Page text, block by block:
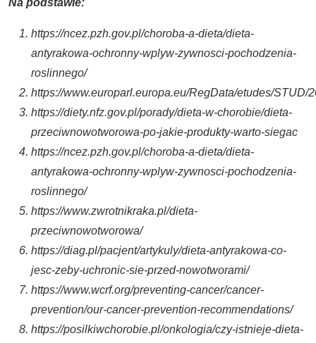
https://ncez.pzh.gov.pl/choroba-a-dieta/dieta-
antyrakowa-ochronny-wplyw-zywnosci-pochodzenia-
roslinnego/
https://www.europarl.europa.eu/RegData/etudes/
https://diety.nfz.gov.pl/porady/dieta-w-chorobie/dieta-
przeciwnowotworowa-po-jakie-produkty-warto-siegac
https://ncez.pzh.gov.pl/choroba-a-dieta/dieta-
antyrakowa-ochronny-wplyw-zywnosci-pochodzenia-
roslinnego/
https://www.zwrotnikraka.pl/dieta-
przeciwnowotworowa/
https://diag.pl/pacjent/artykuly/dieta-antyrakowa-co-
jesc-zeby-uchronic-sie-przed-nowotworami/
https://www.wcrf.org/preventing-cancer/cancer-
prevention/our-cancer-prevention-recommendations/
https://posilkiwchorobie.pl/onkologia/czy-istnieje-dieta-